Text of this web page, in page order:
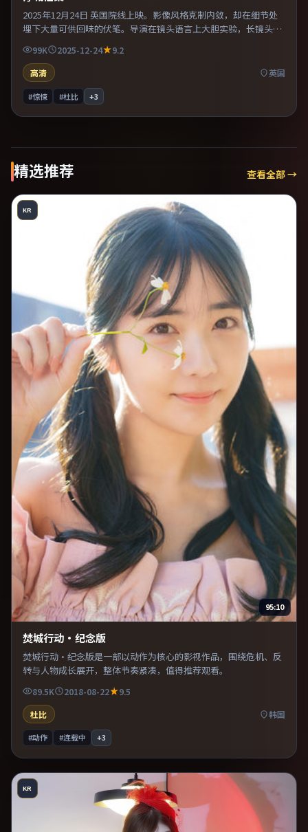
2025年12月24日 英国院线上映。影像风格克制内敛，却在细节处
埋下大量可供回味的伏笔。导演在镜头语言上大胆实验，长镜头与
特写交替强化压迫感。适合喜欢现实主义题材的观众，情绪后劲较
足。
99K 2025-12-24
9.2
高清
英国
#惊悚 #杜比 +3
精选推荐 查看全部 →
KR
95:10
焚城行动·纪念版
焚城行动·纪念版是一部以动作为核心的影视作品，围绕危机、反
转与人物成长展开，整体节奏紧凑，值得推荐观看。
89.5K 2018-08-22
9.5
杜比
韩国
#动作 #连载中 +3
KR